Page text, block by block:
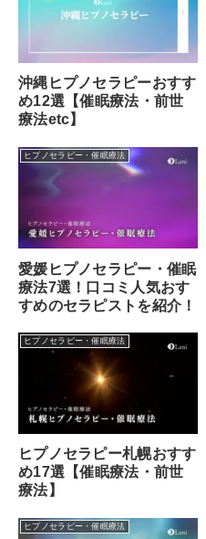
沖縄ヒプノセラピーおすす
め12選【催眠療法・前世
療法etc】
ヒプノセラピー・催眠療法
愛媛ヒプノセラピー・催眠
療法7選！口コミ人気おす
すめのセラピストを紹介！
ヒプノセラピー・催眠療法
ヒプノセラピー札幌おすす
め17選【催眠療法・前世
療法】
ヒプノセラピー・催眠療法